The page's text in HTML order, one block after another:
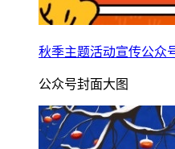
秋季主题活动宣传公众
公众号封面大图